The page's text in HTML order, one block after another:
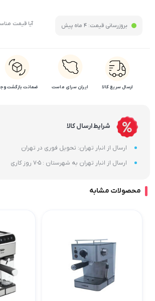
بروزرسانی قیمت: 4 ماه پیش آیا قیمت
ارسال سریع کالا ایران سرای ماست ضمانت بازگشت
شرایط ارسال کالا
ارسال از انبار تهران: تحویل فوری در تهران
ارسال از انبار تهران به شهرستان : 5-7 روز کاری
محصولات مشابه